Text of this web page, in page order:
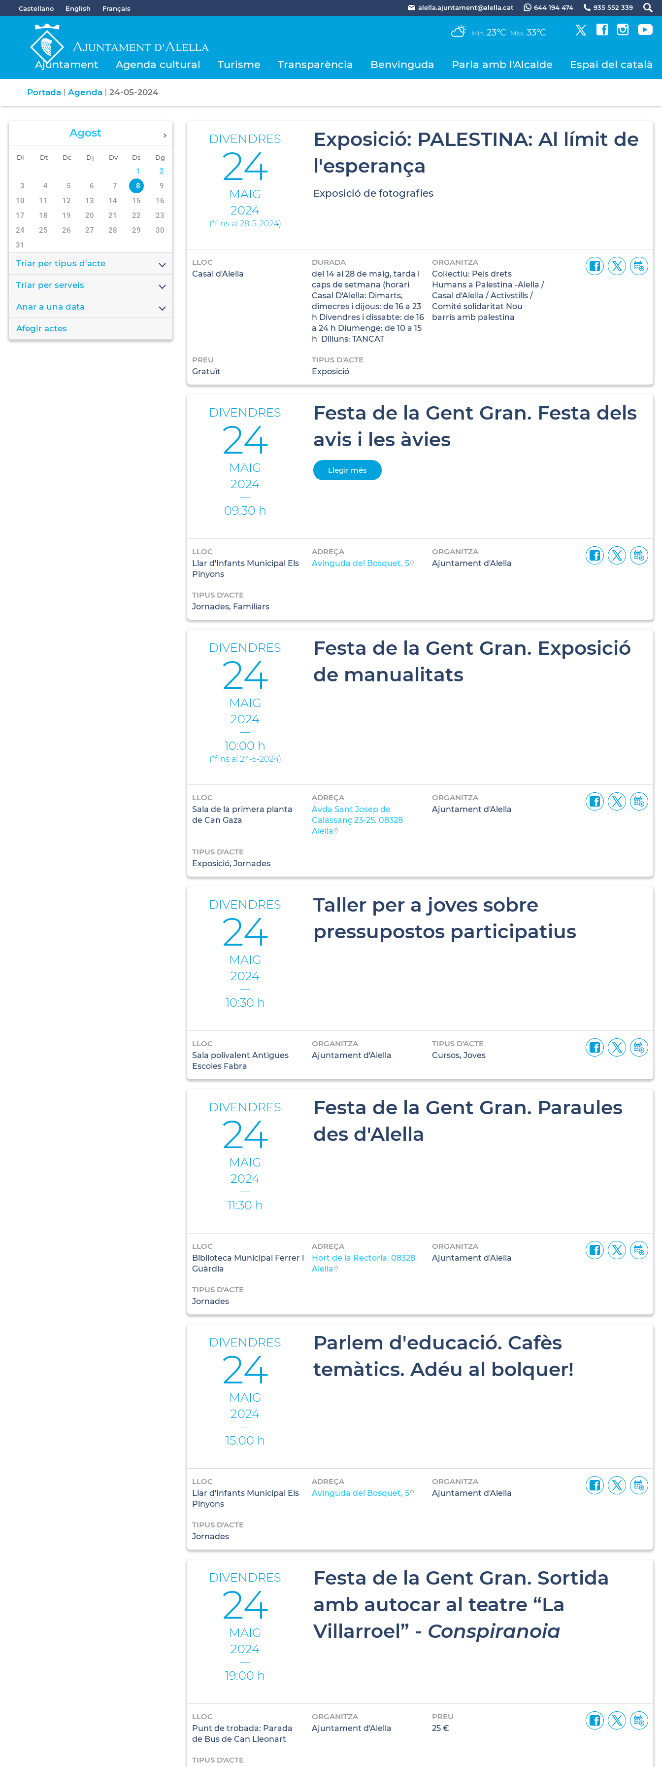
Castellano English Français alella.ajuntament@alella.cat 644 194 474 935 552 339
Mín. 23ºC Màx. 33ºC
Ajuntament Agenda cultural Turisme Transparència Benvinguda Parla amb l'Alcalde Espai del català
Portada | Agenda | 24-05-2024
Agost
Dl Dt Dc Dj Dv Ds Dg
1
2
3
4 5 6 7 8
9
10
11 12 13 14 15
16
17
18 19 20 21 22
23
24
25 26 27 28 29
30
31
Triar per tipus d'acte
Triar per serveis
Anar a una data
Afegir actes
DIVENDRES
24
MAIG
2024
(*fins al 28-5-2024)
Exposició: PALESTINA: Al límit de
l'esperança
Exposició de fotografies
LLOC
Casal d'Alella
DURADA
del 14 al 28 de maig, tarda i
caps de setmana (horari
Casal D'Alella: Dimarts,
dimecres i dijous: de 16 a 23
h Divendres i dissabte: de 16
a 24 h Diumenge: de 10 a 15
h Dilluns: TANCAT
ORGANITZA
Col·lectiu: Pels drets
Humans a Palestina -Alella /
Casal d'Alella / Activstills /
Comité solidaritat Nou
barris amb palestina
PREU
Gratuït
TIPUS D'ACTE
Exposició
DIVENDRES
24
MAIG
2024
09:30 h
Festa de la Gent Gran. Festa dels
avis i les àvies
Llegir més
LLOC
Llar d'Infants Municipal Els
Pinyons
ADREÇA
Avinguda del Bosquet, 5
ORGANITZA
Ajuntament d'Alella
TIPUS D'ACTE
Jornades, Familiars
DIVENDRES
24
MAIG
2024
10:00 h
(*fins al 24-5-2024)
Festa de la Gent Gran. Exposició
de manualitats
LLOC
Sala de la primera planta
de Can Gaza
ADREÇA
Avda Sant Josep de
Calassanç 23-25. 08328
Alella
ORGANITZA
Ajuntament d'Alella
TIPUS D'ACTE
Exposició, Jornades
DIVENDRES
24
MAIG
2024
10:30 h
Taller per a joves sobre
pressupostos participatius
LLOC
Sala polivalent Antigues
Escoles Fabra
ORGANITZA
Ajuntament d'Alella
TIPUS D'ACTE
Cursos, Joves
DIVENDRES
24
MAIG
2024
11:30 h
Festa de la Gent Gran. Paraules
des d'Alella
LLOC
Biblioteca Municipal Ferrer i
Guàrdia
ADREÇA
Hort de la Rectoria. 08328
Alella
ORGANITZA
Ajuntament d'Alella
TIPUS D'ACTE
Jornades
DIVENDRES
24
MAIG
2024
15:00 h
Parlem d'educació. Cafès
temàtics. Adéu al bolquer!
LLOC
Llar d'Infants Municipal Els
Pinyons
ADREÇA
Avinguda del Bosquet, 5
ORGANITZA
Ajuntament d'Alella
TIPUS D'ACTE
Jornades
DIVENDRES
24
MAIG
2024
19:00 h
Festa de la Gent Gran. Sortida
amb autocar al teatre “La
Villarroel” - Conspiranoia
LLOC
Punt de trobada: Parada
de Bus de Can Lleonart
ORGANITZA
Ajuntament d'Alella
PREU
25 €
TIPUS D'ACTE